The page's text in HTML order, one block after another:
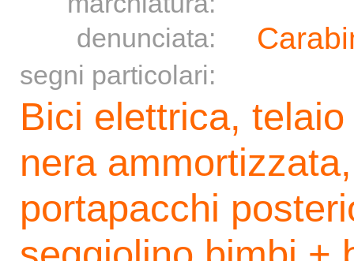
denunciata:
segni particolari:
Bici elettrica,
nera
portapacchi